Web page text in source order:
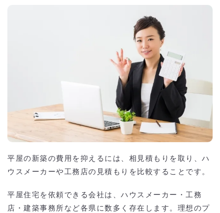
平屋の新築の費用を抑えるには、相見積もりを取り、ハ
ウスメーカーや工務店の見積もりを比較することです。
平屋住宅を依頼できる会社は、ハウスメーカー・工務
店・建築事務所など各県に数多く存在します。理想のプ